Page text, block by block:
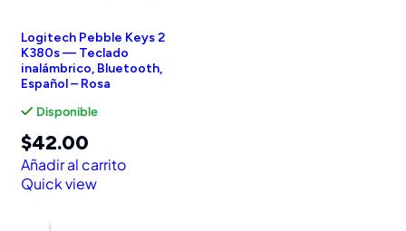
Logitech Pebble Keys 2
K380s — Teclado
inalámbrico, Bluetooth,
Español – Rosa
Disponible
$42.00
Añadir al carrito
Quick view